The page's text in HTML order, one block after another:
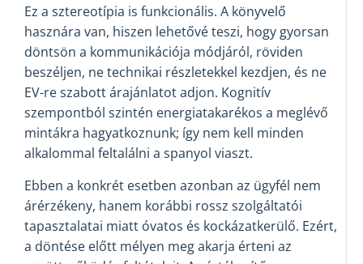
Ez a sztereotípia is funkcionális. A könyvelő
hasznára van, hiszen lehetővé teszi, hogy gyorsan
döntsön a kommunikációja módjáról, röviden
beszéljen, ne technikai részletekkel kezdjen, és ne
EV-re szabott árajánlatot adjon. Kognitív
szempontból szintén energiatakarékos a meglévő
mintákra hagyatkoznunk; így nem kell minden
alkalommal feltalálni a spanyol viaszt.
Ebben a konkrét esetben azonban az ügyfél nem
árérzékeny, hanem korábbi rossz szolgáltatói
tapasztalatai miatt óvatos és kockázatkerülő. Ezért,
a döntése előtt mélyen meg akarja érteni az